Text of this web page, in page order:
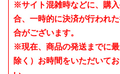
※サイト混雑時などに、購
合、一時的に決済が行われ
合がございます。
※現在、商品の発送までに
除く）お時間をいただいて